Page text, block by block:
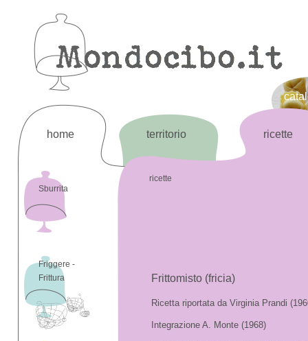
home territorio ricette
Sburrita
Friggere -
Frittura
ricette
Frittomisto (fricia)
Ricetta riportata da Virginia Prandi
Integrazione A. Monte (1968)